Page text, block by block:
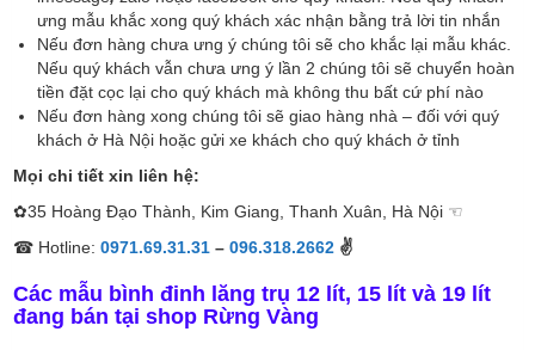
ưng mẫu khắc xong quý khách xác nhận bằng trả lời tin nhắn
Nếu đơn hàng chưa ưng ý chúng tôi sẽ cho khắc lại mẫu khác.
Nếu quý khách vẫn chưa ưng ý lần 2 chúng tôi sẽ chuyển hoàn
tiền đặt cọc lại cho quý khách mà không thu bất cứ phí nào
Nếu đơn hàng xong chúng tôi sẽ giao hàng nhà – đối với quý
khách ở Hà Nội hoặc gửi xe khách cho quý khách ở tỉnh
Mọi chi tiết xin liên hệ:
✿35 Hoàng Đạo Thành, Kim Giang, Thanh Xuân, Hà Nội ☜
☎ Hotline: 0971.69.31.31 – 096.318.2662 ✌
Các mẫu bình đinh lăng trụ 12 lít, 15 lít và 19 lít
đang bán tại shop Rừng Vàng